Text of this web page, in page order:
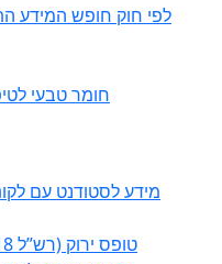
חומר טבעי
טופס ירוק (רש”ל 18) בקשה להוצאת רישיון נהיגה